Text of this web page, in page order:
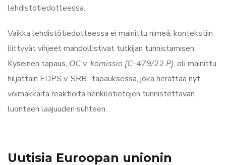
lehdistötiedotteessa.
Vaikka lehdistötiedotteessa ei mainittu nimeä, kontekstiin
liittyvät vihjeet mahdollistivat tutkijan tunnistamisen.
Kyseinen tapaus, OC v. komissio [C-479/22 P], oli mainittu
hiljattain EDPS v. SRB -tapauksessa, joka herättää nyt
voimakkaita reaktioita henkilötietojen tunnistettavan
luonteen laajuuden suhteen.
Uutisia Euroopan unionin